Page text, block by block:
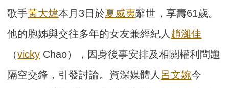
歌手黃大煒本月3日於夏威夷辭世，享壽61歲。
他的胞姊與交往多年的女友兼經紀人 趙濰佳
（vicky Chao），因身後事安排及相關權利問題
隔空交鋒，引發討論。資深媒體人 呂文婉今